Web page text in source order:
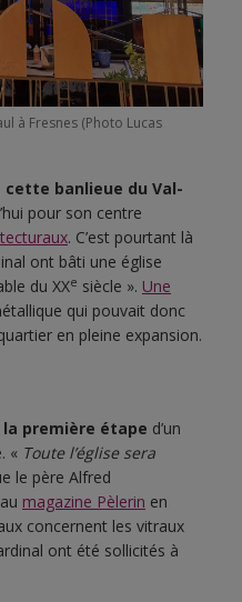
à Fresnes (Photo Lucas
cette banlieue du Val-
pour son centre
. C’est pourtant là
ont bâti une église
du XXe siècle ». Une
qui pouvait donc
en pleine expansion.
première étape d’un
« Toute l’église sera
le père Alfred
au magazine Pèlerin en
concernent les vitraux
ont été sollicités à